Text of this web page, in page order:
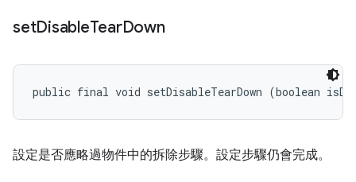
setDisableTearDown
public final void setDisableTearDown (boolean
設定是否應略過物件中的拆除步驟。設定步驟仍會完成。